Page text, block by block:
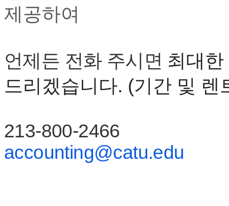
최
트
사
트
아
기
제공하여
언제든 전화 주시면 최대한
드리겠습니다. (기간 및 렌
213-800-2466
accounting@catu.edu